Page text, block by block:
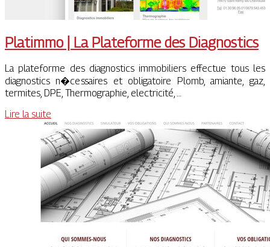
Platimmo | La Plateforme des Diagnostics
La plateforme des diagnostics immobiliers effectue tous les
diagnostics n�cessaires et obligatoire Plomb, amiante, gaz,
termites, DPE, Thermographie, electricité, …
Lire la suite